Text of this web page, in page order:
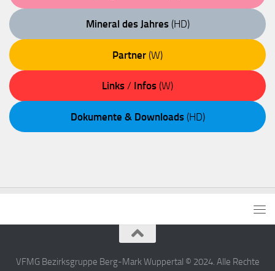
Mineral des Jahres(HD)
Partner (W)
Links / Infos (W)
Dokumente & Downloads(HD)
VFMG Bezirksgruppe Berg-Mark Wuppertal © 2024. Alle Rechte